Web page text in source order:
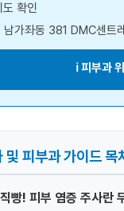
확인
남가좌동 381 DMC센트
ℹ️ 피부과
및 피부과 가이드 목
빵! 피부 염증 주사란